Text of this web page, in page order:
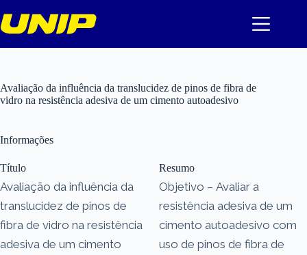
para
o
Avaliação da influência da translucidez de pinos de fibra de
vidro na resistência adesiva de um cimento autoadesivo
Informações
Título
Avaliação da influência da
translucidez de pinos de
fibra de vidro na resistência
adesiva de um cimento
Resumo
Objetivo – Avaliar a
resistência adesiva de um
cimento autoadesivo com
uso de pinos de fibra de